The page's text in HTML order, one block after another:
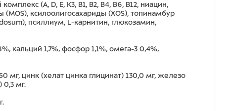
(А, D, E, К3, В1, В2, В4, В6, В12, ниацин,
ксилоолигосахариды (ХOS), топинамбур
псиллиум, L-карнитин, глюкозамин,
кальций 1,7%, фосфор 1,1%, омега-3 0,4%,
мг, цинк (хелат цинка глицинат) 130,0 мг, железо
0,3 мг.